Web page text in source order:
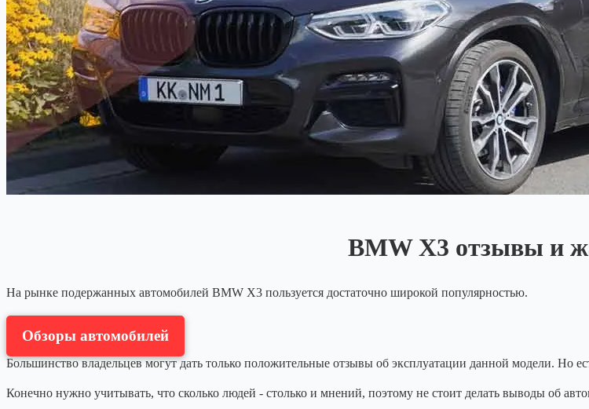
BMW X3 отзывы и
На рынке подержанных автомобилей BMW X3 пользуется достаточно широкой популярностью.
Обзоры автомобилей
Большинство владельцев могут дать только положительные отзывы об эксплуатации данной модели. Но
Конечно нужно учитывать, что сколько людей - столько и мнений, поэтому не стоит делать выводы об